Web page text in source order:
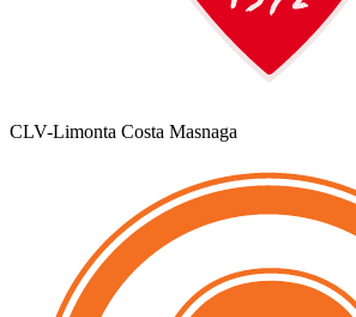
CLV-Limonta Costa Masnaga